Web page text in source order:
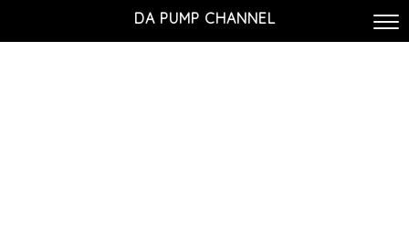
DA PUMP CHANNEL